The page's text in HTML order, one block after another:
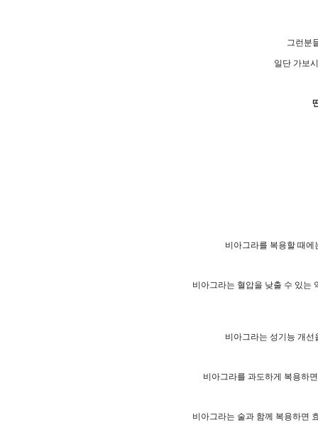
그런분
일단 가보
비아그라를 복용할 때
비아그라는 혈압을 낮출 수 있는
비아그라는 성기능 개
비아그라를 과도하게 복용하
비아그라는 술과 함께 복용하면